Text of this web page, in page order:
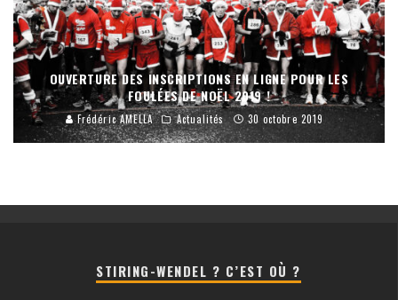
OUVERTURE DES INSCRIPTIONS EN LIGNE POUR LES
FOULÉES DE NOËL 2019 !
Frédéric AMELLA Actualités 30 octobre 2019
STIRING-WENDEL ? C’EST OÙ ?